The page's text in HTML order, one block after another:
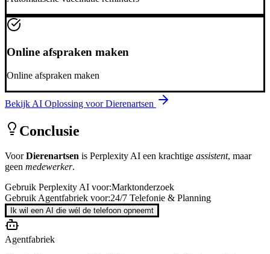
Online afspraken maken
Online afspraken maken
Bekijk AI Oplossing voorDierenartsen
Conclusie
VoorDierenartsen is Perplexity AI een krachtige assistent, maar
geen medewerker.
Gebruik Perplexity AI voor:Marktonderzoek
Gebruik Agentfabriek voor:24/7 Telefonie & Planning
Ik wil een AI die wél de telefoon opneemt
Agentfabriek